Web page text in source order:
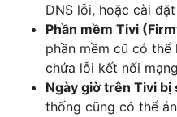
DNS lỗi, hoặc cài
Phần mềm Tivi
phần mềm cũ có
chứa lỗi kết nối
Ngày giờ trên Tivi bị
thống cũng có thể